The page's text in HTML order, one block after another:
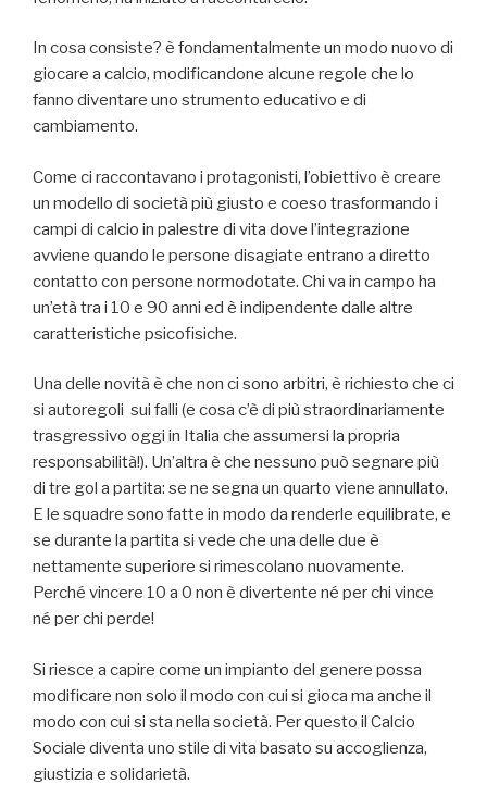
In cosa consiste? è fondamentalmente un modo nuovo di
giocare a calcio, modificandone alcune regole che lo
fanno diventare uno strumento educativo e di
cambiamento.
Come ci raccontavano i protagonisti, l’obiettivo è creare
un modello di società più giusto e coeso trasformando i
campi di calcio in palestre di vita dove l’integrazione
avviene quando le persone disagiate entrano a diretto
contatto con persone normodotate. Chi va in campo ha
un’età tra i 10 e 90 anni ed è indipendente dalle altre
caratteristiche psicofisiche.
Una delle novità è che non ci sono arbitri, è richiesto che ci
si autoregoli sui falli (e cosa c’è di più straordinariamente
trasgressivo oggi in Italia che assumersi la propria
responsabilità!). Un’altra è che nessuno può segnare più
di tre gol a partita: se ne segna un quarto viene annullato.
E le squadre sono fatte in modo da renderle equilibrate, e
se durante la partita si vede che una delle due è
nettamente superiore si rimescolano nuovamente.
Perché vincere 10 a 0 non è divertente né per chi vince
né per chi perde!
Si riesce a capire come un impianto del genere possa
modificare non solo il modo con cui si gioca ma anche il
modo con cui si sta nella società. Per questo il Calcio
Sociale diventa uno stile di vita basato su accoglienza,
giustizia e solidarietà.